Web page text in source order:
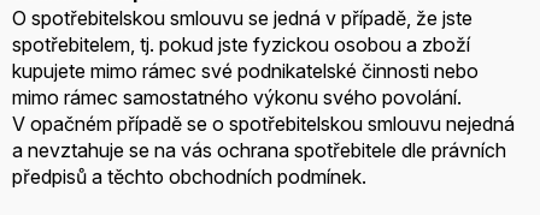
O spotřebitelskou smlouvu se jedná v případě, že jste
spotřebitelem, tj. pokud jste fyzickou osobou a zboží
kupujete mimo rámec své podnikatelské činnosti nebo
mimo rámec samostatného výkonu svého povolání.
V opačném případě se o spotřebitelskou smlouvu nejedná
a nevztahuje se na vás ochrana spotřebitele dle právních
předpisů a těchto obchodních podmínek.